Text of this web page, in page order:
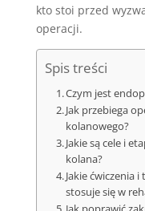
kto stoi przed
operacji.
Spis treści
Czym jest
Jak przebiega
kolanowego?
Jakie są cele i
kolana?
Jakie ćwiczenia
stosuje się w